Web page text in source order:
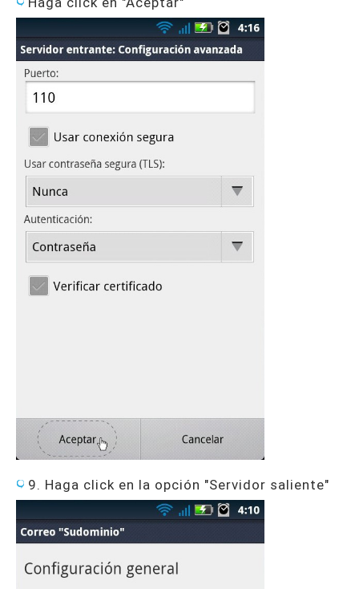
9. Haga click en la opción "Servidor saliente"